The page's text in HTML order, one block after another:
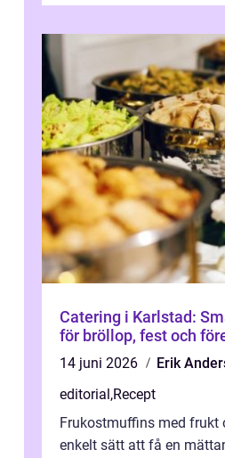
Catering i Karlstad:
för bröllop, fest och
14 juni 2026
Erik
editorial,Recept
Frukostmuffins med frukt
enkelt sätt att få en